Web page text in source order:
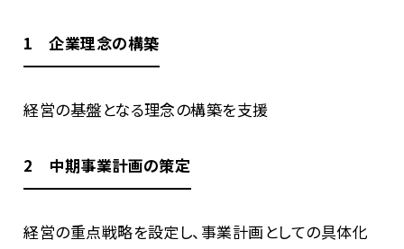
1 企業理念の構築
経営の基盤となる理念の構築を支援
2 中期事業計画の策定
経営の重点戦略を設定し、事業計画としての具体化